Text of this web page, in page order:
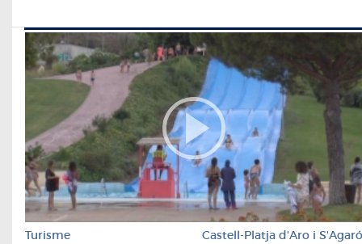
Turisme Castell-Platja d'Aro i S'Agaró